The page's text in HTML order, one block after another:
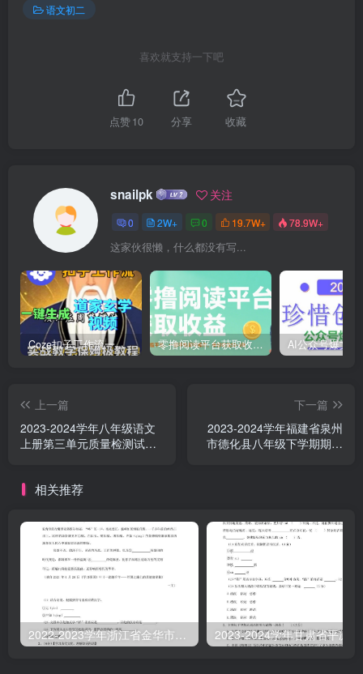
语文初二
喜欢就支持一下吧
点赞10 分享 收藏
snailpk 关注
0 2W+ 0 19.7W+ 78.9W+
这家伙很懒，什么都没有写...
Coze扣子工作流一键生成道家玄学短视频，实战保姆级教程 零撸阅读平台获取收益，最新无门槛平台，一部手机即可操作，单日收益50-3张【揭秘】
上一篇
2023-2024学年八年级语文
上册第三单元质量检测试题
下一篇
2023-2024学年福建省泉州
市德化县八年级下学期期中
相关推荐
2022-2023学年浙江省金华市金东区八年级下学期期中语文试题及答案(Word版)